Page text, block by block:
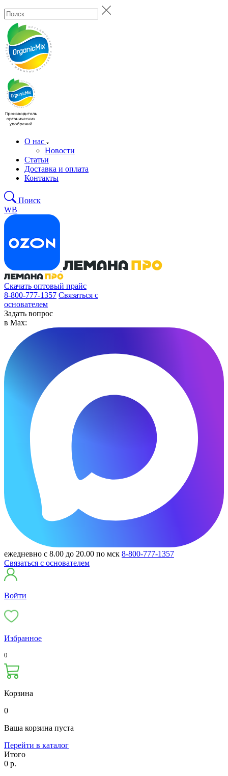
О нас
Новости
Статьи
Доставка и оплата
Контакты
Поиск
WB
Скачать оптовый прайс
8-800-777-1357 Связаться с
основателем
Задать вопрос
в Max:
ежедневно с 8.00 до 20.00 по мск 8-800-777-1357
Связаться с основателем
Войти
Избранное
0
Корзина
0
Ваша корзина пуста
Перейти в каталог
Итого
0 р.